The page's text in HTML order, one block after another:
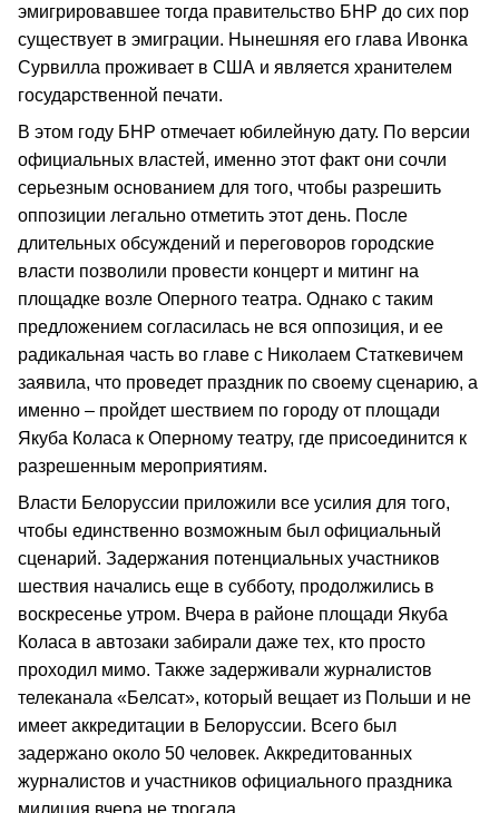
эмигрировавшее тогда правительство БНР до сих пор
существует в эмиграции. Нынешняя его глава Ивонка
Сурвилла проживает в США и является хранителем
государственной печати.
В этом году БНР отмечает юбилейную дату. По версии
официальных властей, именно этот факт они сочли
серьезным основанием для того, чтобы разрешить
оппозиции легально отметить этот день. После
длительных обсуждений и переговоров городские
власти позволили провести концерт и митинг на
площадке возле Оперного театра. Однако с таким
предложением согласилась не вся оппозиция, и ее
радикальная часть во главе с Николаем Статкевичем
заявила, что проведет праздник по своему сценарию, а
именно – пройдет шествием по городу от площади
Якуба Коласа к Оперному театру, где присоединится к
разрешенным мероприятиям.
Власти Белоруссии приложили все усилия для того,
чтобы единственно возможным был официальный
сценарий. Задержания потенциальных участников
шествия начались еще в субботу, продолжились в
воскресенье утром. Вчера в районе площади Якуба
Коласа в автозаки забирали даже тех, кто просто
проходил мимо. Также задерживали журналистов
телеканала «Белсат», который вещает из Польши и не
имеет аккредитации в Белоруссии. Всего был
задержано около 50 человек. Аккредитованных
журналистов и участников официального праздника
милиция вчера не трогала.